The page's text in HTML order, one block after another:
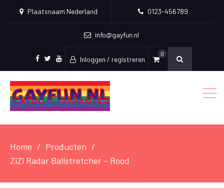
Plaatsnaam Nederland 0123-456789
info@gayfun.nl
Facebook
TwitterYoutube
Inloggen / registreren
0
Home
Producten
ZiZi Radar Ballstretcher – Rood